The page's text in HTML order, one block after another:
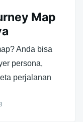
Map
Anda bisa
persona,
perjalanan